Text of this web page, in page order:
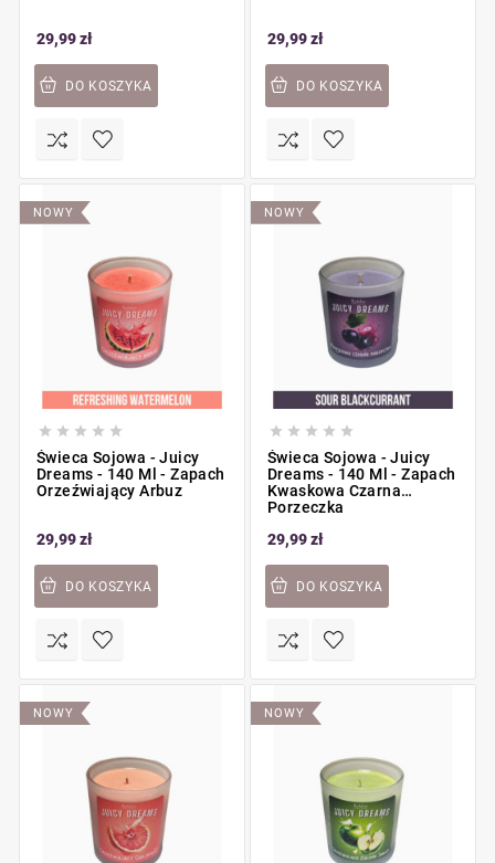
29,99 zł
DO KOSZYKA
29,99 zł
DO KOSZYKA
NOWY
    
Świeca Sojowa - Juicy
Dreams - 140 Ml - Zapach
Orzeźwiający Arbuz
29,99 zł
DO KOSZYKA
NOWY
    
Świeca Sojowa - Juicy
Dreams - 140 Ml - Zapach
Kwaskowa Czarna
Porzeczka
29,99 zł
DO KOSZYKA
NOWY NOWY